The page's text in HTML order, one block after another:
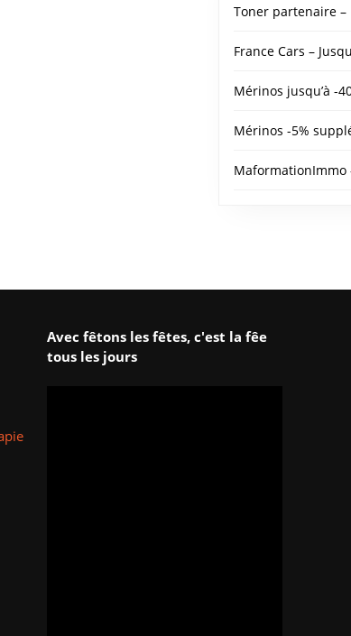
Toner partenaire –
France Cars –
Mérinos jusqu’à -
Mérinos -5%
MaformationImmo
Avec fêtons les fêtes, c'est la fêe
tous les jours